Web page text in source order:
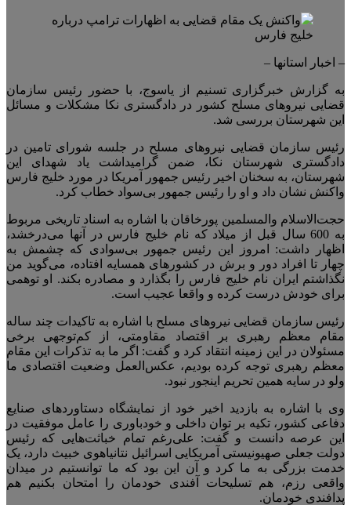
– اخبار استانها –
به گزارش خبرگزاری تسنیم از یاسوج، با حضور رئیس سازمان
قضایی نیروهای مسلح کشور در دادگستری نکا مشکلات و مسائل
این شهرستان بررسی شد.
رئیس سازمان قضایی نیروهای مسلح در جلسه شورای تامین در
دادگستری شهرستان نکا، ضمن گرامیداشت یاد شهدای این
شهرستان، به سخنان اخیر رئیس جمهور آمریکا در مورد خلیج فارس
واکنش نشان داد و او را رئیس جمهور بی‌سواد خطاب کرد.
حجت‌الاسلام والمسلمین پورخاقان با اشاره به اسناد تاریخی مربوط
به 600 سال قبل از میلاد که نام خلیج فارس در آنها می‌درخشد،
اظهار داشت: امروز این رئیس جمهور بی‌سوادی که چشمش به
چهار تا افراد دور و برش در کشور‌های همسایه افتاده، می‌گوید من
نگذاشتم ایران نام خلیج فارس را بگذارد و مصادره بکند. او توهمی
برای خودش درست کرده و واقعا عجیب است.
رئیس سازمان قضایی نیروهای مسلح با اشاره به تاکیدات چند ساله
مقام معظم رهبری بر اقتصاد مقاومتی، از کم‌توجهی برخی
مسئولان در این زمینه انتقاد کرد و گفت: اگر ما به تذکرات این مقام
معظم رهبری توجه کرده بودیم، عکس‌العمل وضعیت اقتصادی ما
ولو در سایه همین تحریم‌ اینجور نبود.
وی با اشاره به بازدید اخیر خود از نمایشگاه دستاورد‌های صنایع
دفاعی کشور، تکیه بر توان داخلی و خودباوری را عامل موفقیت در
این عرصه دانست و گفت: علی‌رغم تمام خباثت‌هایی که رئیس
دولت جعلی صهیونیستی آمریکایی اسرائیل نتانیاهوی خبیث دارد، یک
خدمت بزرگی به ما کرد و آن این بود که ما توانستیم در میدان
واقعی رزم، هم تسلیحات آفندی خودمان را امتحان بکنیم هم
پدافندی خودمان.